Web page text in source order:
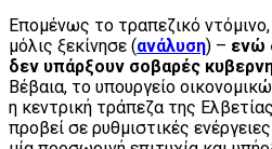
Επομένως το τραπεζικό
μόλις ξεκίνησε (ανάλυση) – ενώ
δεν υπάρξουν σοβαρές
Βέβαια, το υπουργείο
η κεντρική τράπεζα της
προβεί σε ρυθμιστικές